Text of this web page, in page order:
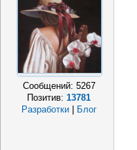
Сообщений: 5267
Позитив:13781
Разработки
Блог